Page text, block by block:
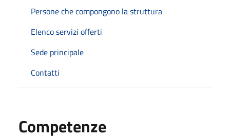
Persone che compongono la struttura
Elenco servizi offerti
Sede principale
Contatti
Competenze